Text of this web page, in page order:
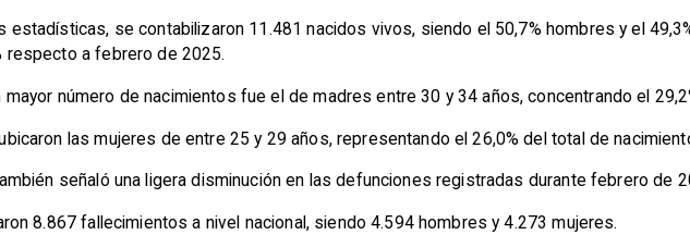
estadísticas, se contabilizaron 11.481 nacidos vivos, siendo el 50,7% hombres y el
respecto a febrero de 2025.
mayor número de nacimientos fue el de madres entre 30 y 34 años, concentrando el
las mujeres de entre 25 y 29 años, representando el 26,0% del total de
señaló una ligera disminución en las defunciones registradas durante febrero de
8.867 fallecimientos a nivel nacional, siendo 4.594 hombres y 4.273 mujeres.